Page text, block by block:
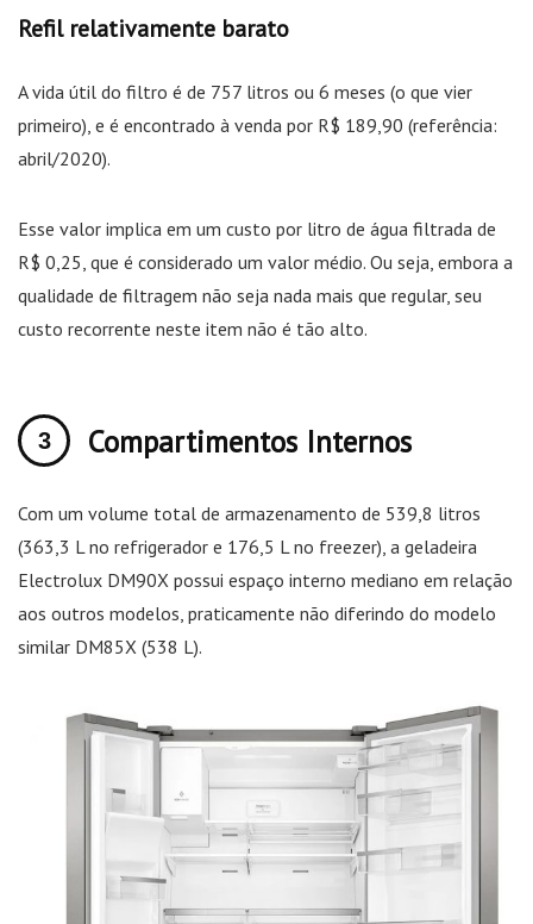
Refil relativamente barato
A vida útil do filtro é de 757 litros ou 6 meses (o que vier
primeiro), e é encontrado à venda por R$ 189,90 (referência:
abril/2020).
Esse valor implica em um custo por litro de água filtrada de
R$ 0,25, que é considerado um valor médio. Ou seja, embora a
qualidade de filtragem não seja nada mais que regular, seu
custo recorrente neste item não é tão alto.
Compartimentos Internos
Com um volume total de armazenamento de 539,8 litros
(363,3 L no refrigerador e 176,5 L no freezer), a geladeira
Electrolux DM90X possui espaço interno mediano em relação
aos outros modelos, praticamente não diferindo do modelo
similar DM85X (538 L).